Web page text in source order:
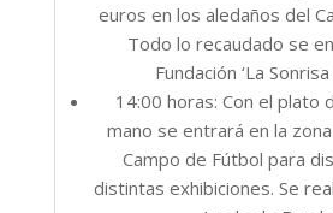
euros en los aledaños del
Todo lo recaudado se
Fundación ‘La Sonrisa
14:00 horas: Con el plato
mano se entrará en la
Campo de Fútbol para
distintas exhibiciones. Se